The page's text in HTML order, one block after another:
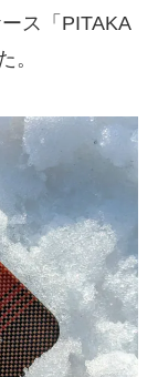
ス「PITAKA
。